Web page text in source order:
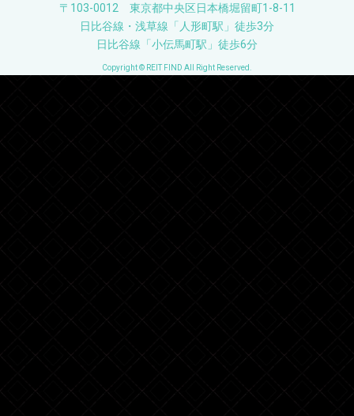
〒103-0012 東京都中央区日本橋堀留町1-8-11
日比谷線・浅草線「人形町駅」徒歩3分
日比谷線「小伝馬町駅」徒歩6分
Copyright © REIT FIND All Right Reserved.